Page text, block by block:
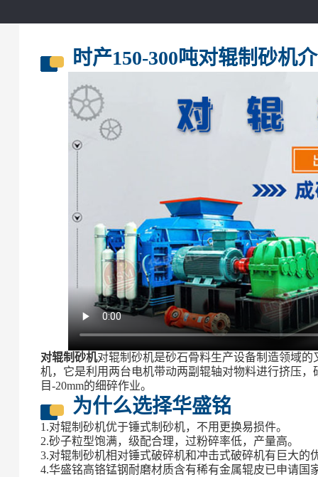
时产150-300吨对辊制砂机
对辊制砂机对辊制砂机是砂石骨料生产设备制造领域
机，它是利用两台电机带动两副辊轴对物料进行挤压
目-20mm的细碎作业。
为什么选择华盛铭
1.对辊制砂机优于锤式制砂机，不用更换易损件。
2.砂子粒型饱满，级配合理，过粉碎率低，产量高。
3.对辊制砂机相对锤式破碎机和冲击式破碎机有巨大的
4.华盛铭高铬锰钢耐磨材质含有稀有金属辊皮已申请